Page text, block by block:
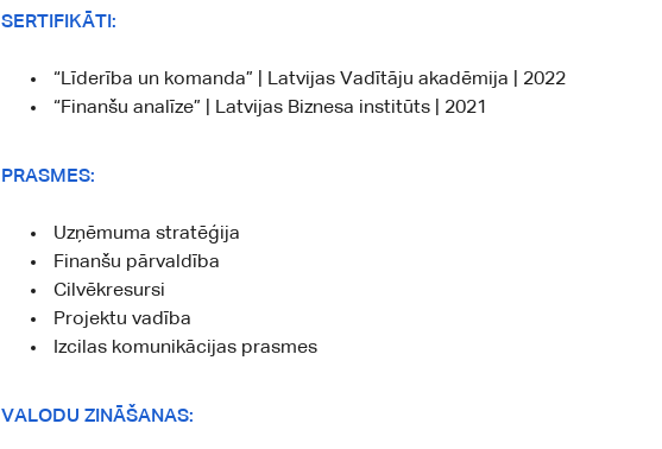
SERTIFIKĀTI:
“Līderība un komanda” | Latvijas Vadītāju akadēmija | 2022
“Finanšu analīze” | Latvijas Biznesa institūts | 2021
PRASMES:
Uzņēmuma stratēģija
Finanšu pārvaldība
Cilvēkresursi
Projektu vadība
Izcilas komunikācijas prasmes
VALODU ZINĀŠANAS: